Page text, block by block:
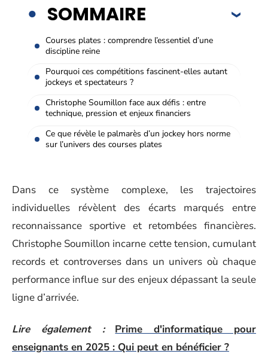
SOMMAIRE
Courses plates : comprendre l’essentiel d’une
discipline reine
Pourquoi ces compétitions fascinent-elles autant
jockeys et spectateurs ?
Christophe Soumillon face aux défis : entre
technique, pression et enjeux financiers
Ce que révèle le palmarès d’un jockey hors norme
sur l’univers des courses plates
Dans ce système complexe, les trajectoires
individuelles révèlent des écarts marqués entre
reconnaissance sportive et retombées financières.
Christophe Soumillon incarne cette tension, cumulant
records et controverses dans un univers où chaque
performance influe sur des enjeux dépassant la seule
ligne d’arrivée.
Lire également :
Prime d'informatique pour
enseignants en 2025 : Qui peut en bénéficier ?